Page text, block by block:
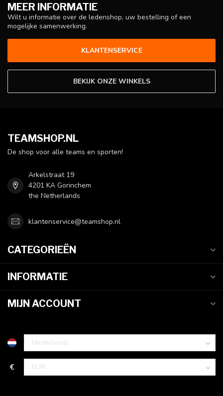
MEER INFORMATIE
Wilt u informatie over de ledenshop, uw bestelling of een
mogelijke samenwerking.
KLANTENSERVICE
BEKIJK ONZE WINKELS
TEAMSHOP.NL
De shop voor alle teams en sporten!
Arkelstraat 19
4201 KA Gorinchem
the Netherlands
klantenservice@teamshop.nl
CATEGORIEËN
INFORMATIE
MIJN ACCOUNT
€